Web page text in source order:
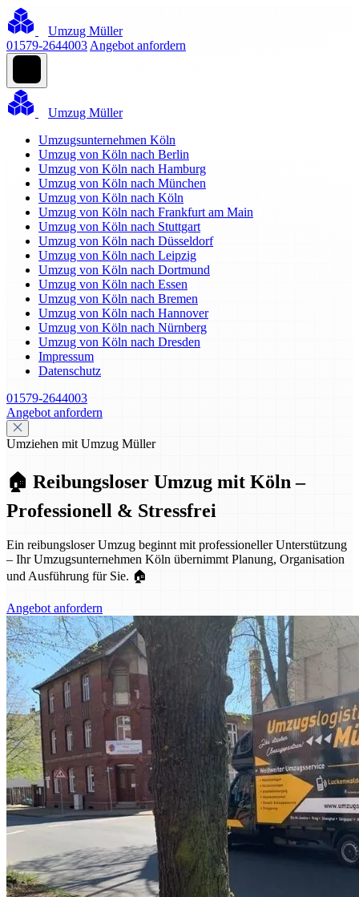
Umzug Müller
01579-2644003 Angebot anfordern
Umzug Müller
Umzugsunternehmen Köln
Umzug von Köln nach Berlin
Umzug von Köln nach Hamburg
Umzug von Köln nach München
Umzug von Köln nach Köln
Umzug von Köln nach Frankfurt am Main
Umzug von Köln nach Stuttgart
Umzug von Köln nach Düsseldorf
Umzug von Köln nach Leipzig
Umzug von Köln nach Dortmund
Umzug von Köln nach Essen
Umzug von Köln nach Bremen
Umzug von Köln nach Hannover
Umzug von Köln nach Nürnberg
Umzug von Köln nach Dresden
Impressum
Datenschutz
01579-2644003
Angebot anfordern
Umziehen mit Umzug Müller
🏠 Reibungsloser Umzug mit Köln –
Professionell & Stressfrei
Ein reibungsloser Umzug beginnt mit professioneller Unterstützung
– Ihr Umzugsunternehmen Köln übernimmt Planung, Organisation
und Ausführung für Sie. 🏠
Angebot anfordern